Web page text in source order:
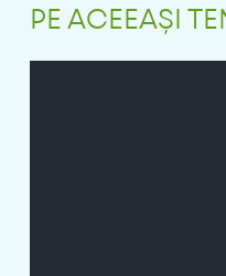
PE ACEEAȘI